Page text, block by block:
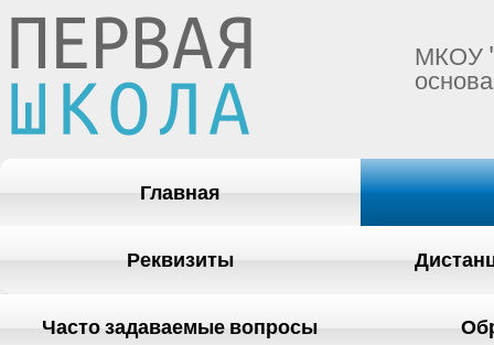
МКОУ
Главная
Реквизиты
Часто задаваемые вопросы